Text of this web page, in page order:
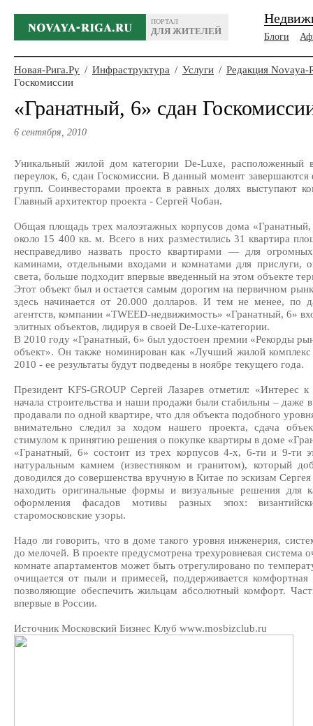
ПОРТАЛ
ДЛЯ ЖИТЕЛЕЙ
Блоги
Новая-Рига.Ру / Инфраструктура / Услуги / Редакция Novaya-
Госкомиссии
«Гранатный, 6» сдан
6 сентября, 2010
Уникальный жилой дом категории De-Luxe,
переулок, 6, сдан Госкомиссии. В данный момент
групп. Соинвесторами проекта в равных долях выступают
Главный архитектор проекта - Сергей Чобан.
Общая площадь трех малоэтажных корпусов дома «Гранатный,
около 15 400 кв. м. Всего в них разместились 31 квартира
несправедливо назвать просто квартирами — для
каминами, отдельными входами и комнатами для прислуги,
света, больше подходит впервые введенный на этом объекте
Этот объект был и остается самым дорогим на первичном
здесь начинается от 20.000 долларов. И тем не менее, по
агентств, компании «TWEED-недвижимость» «Гранатный, 6»
элитных объектов, лидируя в своей De-Luxe-категории.
В 2010 году «Гранатный, 6» был удостоен премии «Рекорды
объект». Он также номинирован как «Лучший жилой
2010 - ее результаты будут подведены в ноябре текущего года.
Президент KFS-GROUP Сергей Лазарев отметил: «Интерес
начала строительства и наши продажи были стабильны – даже
продавали по одной квартире, что для объекта подобного
внимательно следил за ходом нашего проекта, сдача
стимулом к принятию решения о покупке квартиры в доме
«Гранатный, 6» состоит из трех корпусов 4-х, 6-ти и 9-ти
натуральным камнем (известняком и гранитом), который
доводился до совершенства вручную в Китае по эскизам
находить оригинальные формы и визуальные решения для
оформления фасадов мотивы разных эпох:
старомосковские узоры.
Надо ли говорить, что в доме такого уровня инженерия,
до мелочей. В проекте предусмотрена трехуровневая система
комнате апартаментов может быть отрегулировано по
очищается от пыли и примесей, поддерживается
позволяющие обеспечить жильцам абсолютный комфорт.
впервые в России.
Источник Московский Бизнес Клуб www.mosbizclub.ru